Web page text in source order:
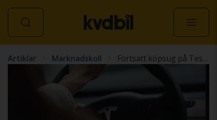
Alla fordon
Artiklar Marknadskoll Fortsatt köpsug på Tesla – men nästan hälften av svenskarna tveksamma